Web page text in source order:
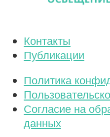
Контакты
Публикации
Политика
Согласие на
данных